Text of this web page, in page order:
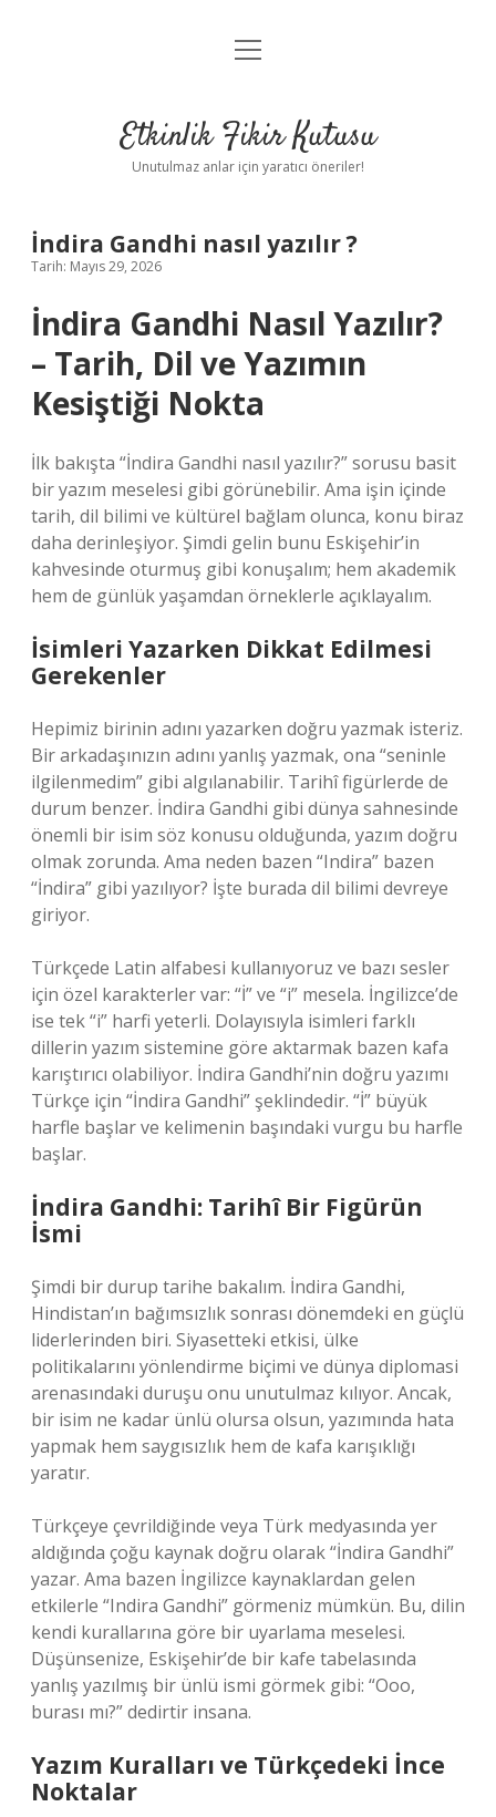
Anasayfa
Yasal Uyarı
menüyü
Etkinlik Fikir Kutusu
Unutulmaz anlar için yaratıcı öneriler!
İndira Gandhi nasıl yazılır ?
Tarih: Mayıs 29, 2026
İndira Gandhi Nasıl Yazılır?
– Tarih, Dil ve Yazımın
Kesiştiği Nokta
İlk bakışta “İndira Gandhi nasıl yazılır?” sorusu basit
bir yazım meselesi gibi görünebilir. Ama işin içinde
tarih, dil bilimi ve kültürel bağlam olunca, konu biraz
daha derinleşiyor. Şimdi gelin bunu Eskişehir’in
kahvesinde oturmuş gibi konuşalım; hem akademik
hem de günlük yaşamdan örneklerle açıklayalım.
İsimleri Yazarken Dikkat Edilmesi
Gerekenler
Hepimiz birinin adını yazarken doğru yazmak isteriz.
Bir arkadaşınızın adını yanlış yazmak, ona “seninle
ilgilenmedim” gibi algılanabilir. Tarihî figürlerde de
durum benzer. İndira Gandhi gibi dünya sahnesinde
önemli bir isim söz konusu olduğunda, yazım doğru
olmak zorunda. Ama neden bazen “Indira” bazen
“İndira” gibi yazılıyor? İşte burada dil bilimi devreye
giriyor.
Türkçede Latin alfabesi kullanıyoruz ve bazı sesler
için özel karakterler var: “İ” ve “i” mesela. İngilizce’de
ise tek “i” harfi yeterli. Dolayısıyla isimleri farklı
dillerin yazım sistemine göre aktarmak bazen kafa
karıştırıcı olabiliyor. İndira Gandhi’nin doğru yazımı
Türkçe için “İndira Gandhi” şeklindedir. “İ” büyük
harfle başlar ve kelimenin başındaki vurgu bu harfle
başlar.
İndira Gandhi: Tarihî Bir Figürün
İsmi
Şimdi bir durup tarihe bakalım. İndira Gandhi,
Hindistan’ın bağımsızlık sonrası dönemdeki en güçlü
liderlerinden biri. Siyasetteki etkisi, ülke
politikalarını yönlendirme biçimi ve dünya diplomasi
arenasındaki duruşu onu unutulmaz kılıyor. Ancak,
bir isim ne kadar ünlü olursa olsun, yazımında hata
yapmak hem saygısızlık hem de kafa karışıklığı
yaratır.
Türkçeye çevrildiğinde veya Türk medyasında yer
aldığında çoğu kaynak doğru olarak “İndira Gandhi”
yazar. Ama bazen İngilizce kaynaklardan gelen
etkilerle “Indira Gandhi” görmeniz mümkün. Bu, dilin
kendi kurallarına göre bir uyarlama meselesi.
Düşünsenize, Eskişehir’de bir kafe tabelasında
yanlış yazılmış bir ünlü ismi görmek gibi: “Ooo,
burası mı?” dedirtir insana.
Yazım Kuralları ve Türkçedeki İnce
Noktalar